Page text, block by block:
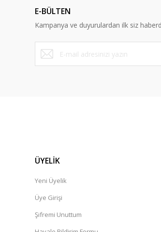
Ürün bilgilerinde hatalar bulunuyor.
Ürün fiyatı diğer sitelerden daha
Bu ürüne benzer farklı alternatifler
E-BÜLTEN
Kampanya ve duyurulardan ilk siz
ÜYELİK
Yeni Üyelik
Üye Girişi
Şifremi Unuttum